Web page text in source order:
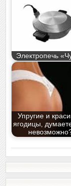
Электропечь
Упругие и
ягодицы,